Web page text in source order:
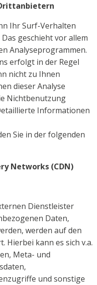
Ihr Surf-Verhalten
geschieht vorallem
Analyseprogrammen.
erfolgt in der Regel
nicht zu Ihnen
dieser Analyse
Nichtbenutzung
Informationen
Sie in derfolgenden
Networks (CDN)
Dienstleister
Daten,
werden auf den
Hierbei kann es sich v.a.
Meta- und
und sonstige